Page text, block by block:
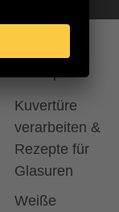
Kuvertüre
verarbeiten &
Rezepte für
Glasuren
Weiße